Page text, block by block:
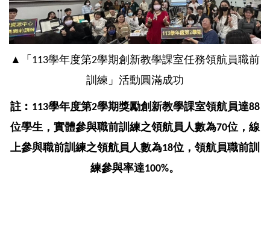
▲ 「 113學年度第2學期創新教學課室任務領航員職前
訓練」活動圓滿成功
註︰ 113學年度第2學期獎勵創新教學課室領航員達88
位學生，實體參與職前訓練之領航員人數為70位，線
上參與職前訓練之領航員人數為18位，領航員職前訓
練參與率達100%。